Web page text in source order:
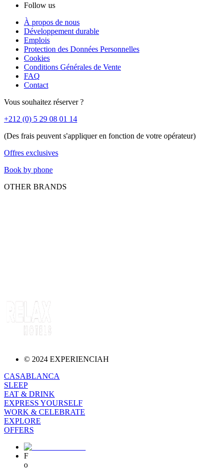
Follow us
À propos de nous
Développement durable
Emplois
Protection des Données Personnelles
Cookies
Conditions Générales de Vente
FAQ
Contact
Vous souhaitez réserver ?
+212 (0) 5 29 08 01 14
(Des frais peuvent s'appliquer en fonction de votre opérateur)
Offres exclusives
Book by phone
OTHER BRANDS
© 2024 EXPERIENCIAH
CASABLANCA
SLEEP
EAT & DRINK
EXPRESS YOURSELF
WORK & CELEBRATE
EXPLORE
OFFERS
F
o